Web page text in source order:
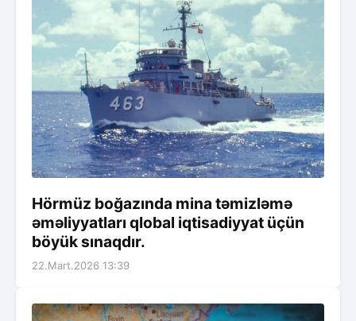
Hörmüz boğazında mina təmizləmə
əməliyyatları qlobal iqtisadiyyat üçün
böyük sınaqdır.
22.Mart.2026 13:39